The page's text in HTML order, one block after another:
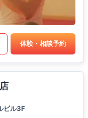
体験・相談予約
ビル3F